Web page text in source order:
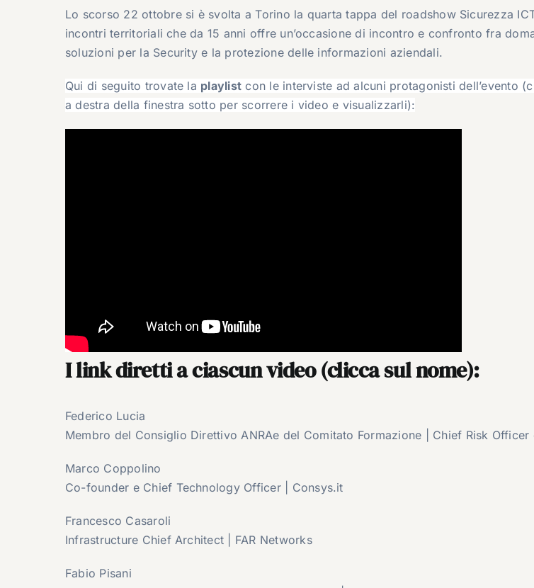
Lo scorso 22 ottobre si è svolta a Torino la quarta tappa del roadshow Sicurezza
incontri territoriali che da 15 anni offre un’occasione di incontro e confronto fra
soluzioni per la Security e la protezione delle informazioni aziendali.
Qui di seguito trovate la playlist con le interviste ad alcuni protagonisti dell’evento
a destra della finestra sotto per scorrere i video e visualizzarli):
I link diretti a ciascun video (clicca sul nome):
Federico Lucia
Membro del Consiglio Direttivo ANRAe del Comitato Formazione | Chief Risk Officer
Marco Coppolino
Co-founder e Chief Technology Officer | Consys.it
Francesco Casaroli
Infrastructure Chief Architect | FAR Networks
Fabio Pisani